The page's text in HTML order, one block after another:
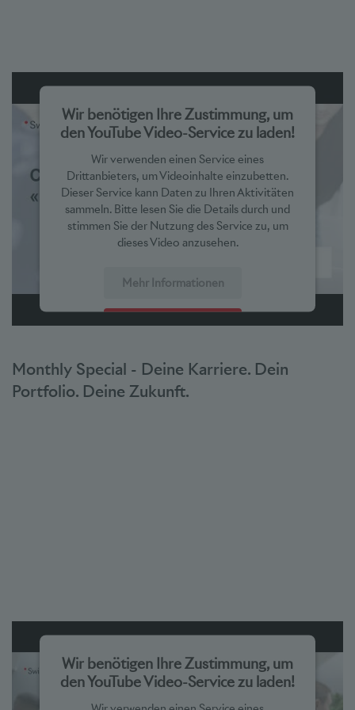
Wir benötigen Ihre Zustimmung, um
den YouTube Video-Service zu laden!
Wir verwenden einen Service eines
Drittanbieters, um Videoinhalte einzubetten.
Dieser Service kann Daten zu Ihren Aktivitäten
sammeln. Bitte lesen Sie die Details durch und
stimmen Sie der Nutzung des Service zu, um
dieses Video anzusehen.
Mehr Informationen
Akzeptieren
powered by Usercentrics Consent Management Platform
Monthly Special - Deine Karriere. Dein
Portfolio. Deine Zukunft.
Wir benötigen Ihre Zustimmung, um
den YouTube Video-Service zu laden!